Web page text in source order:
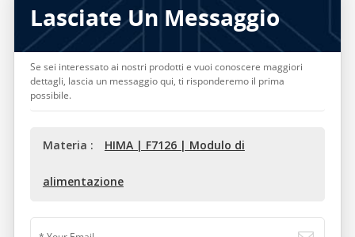
Lasciate Un Messaggio
Se sei interessato ai nostri prodotti e vuoi conoscere maggiori
dettagli, lascia un messaggio qui, ti risponderemo il prima
possibile.
Materia : HIMA | F7126 | Modulo di
alimentazione